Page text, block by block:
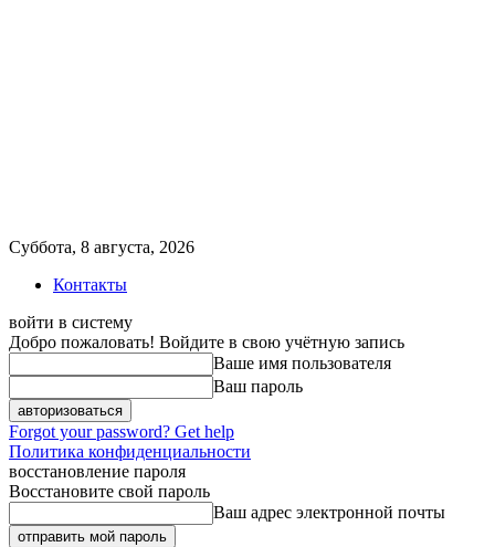
Суббота, 8 августа, 2026
Контакты
войти в систему
Добро пожаловать! Войдите в свою учётную запись
Ваше имя пользователя
Ваш пароль
Forgot your password? Get help
Политика конфиденциальности
восстановление пароля
Восстановите свой пароль
Ваш адрес электронной почты